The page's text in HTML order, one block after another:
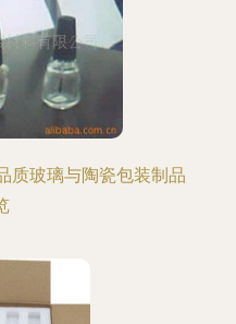
质玻璃与陶瓷包装制品